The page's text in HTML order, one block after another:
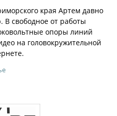
края Артем давно
В свободное от работы
опоры линий
на головокружительной